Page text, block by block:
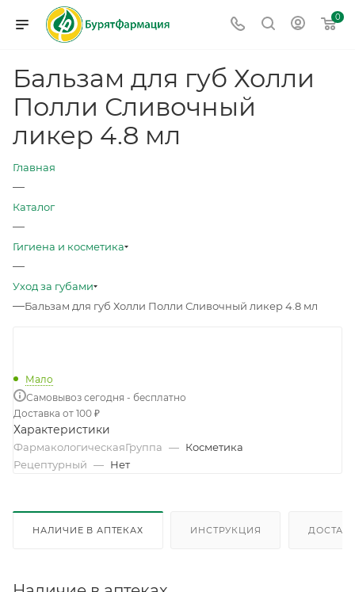
0
Бальзам для губ Холли
Полли Сливочный
ликер 4.8 мл
Главная
—
Каталог
—
Гигиена и косметика
—
Уход за губами
—Бальзам для губ Холли Полли Сливочный ликер 4.8 мл
Мало
Самовывоз сегодня - бесплатно
Доставка от 100 ₽
Характеристики
ФармакологическаяГруппа — Косметика
Рецептурный — Нет
НАЛИЧИЕ В АПТЕКАХ ИНСТРУКЦИЯ